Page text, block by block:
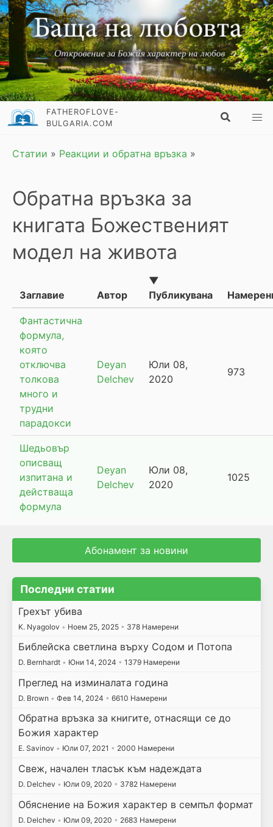
FATHEROFLOVE-
BULGARIA.COM
Статии » Реакции и обратна връзка »
Обратна връзка за
книгата Божественият
модел на живота
Заглавие Автор
▼
Публикувана
Фантастична
формула,
която
отключва
толкова
много и
трудни
парадокси
Deyan
Delchev
Юли 08,
2020
973
Шедьовър
описващ
изпитана и
действаща
формула
Deyan
Delchev
Юли 08,
2020
1025
Абонамент за новини
Последни статии
Грехът убива
K. Nyagolov • Ноем 25, 2025 • 378 Намерени
Библейска светлина върху Содом и Потопа
D. Bernhardt • Юни 14, 2024 • 1379 Намерени
Преглед на изминалата година
D. Brown • Фев 14, 2024 • 6610 Намерени
Обратна връзка за книгите, отнасящи се до
Божия характер
E. Savinov • Юли 07, 2021 • 2000 Намерени
Свеж, начален тласък към надеждата
D. Delchev • Юли 09, 2020 • 3782 Намерени
Обяснение на Божия характер в семпъл формат
D. Delchev • Юли 09, 2020 • 2683 Намерени